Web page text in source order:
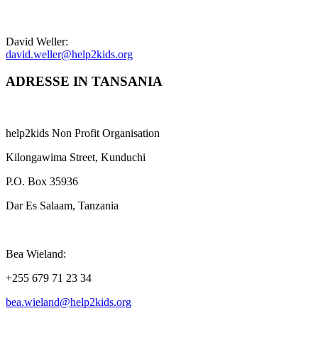
David Weller:
david.weller@help2kids.org
ADRESSE IN TANSANIA
help2kids Non Profit Organisation
Kilongawima Street, Kunduchi
P.O. Box 35936
Dar Es Salaam, Tanzania
Bea Wieland:
+255 679 71 23 34
bea.wieland@help2kids.org